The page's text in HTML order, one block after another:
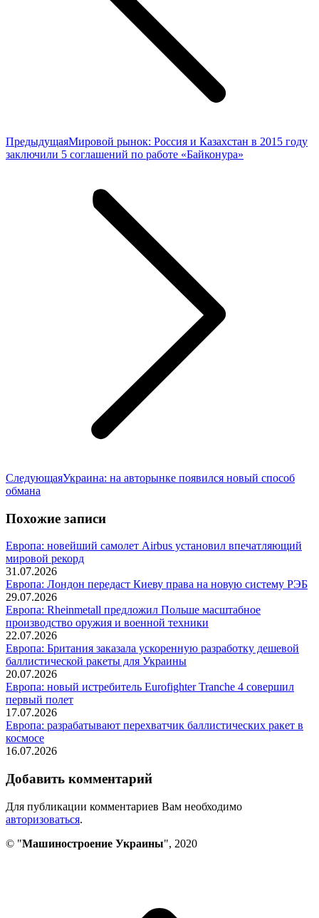
ПредыдущаяПредыдущая
запись:
Мировой рынок: Россия и Казахстан в 2015 году
заключили 5 соглашений по работе «Байконура»
СледующаяСледующая
Украина: на авторынке появился новый способ
обмана
Похожие записи
Европа: новейший самолет Airbus установил впечатляющий
мировой рекорд
31.07.2026
Европа: Лондон передаст Киеву права на новую систему РЭБ
29.07.2026
Европа: Rheinmetall предложил Польше масштабное
производство оружия и военной техники
22.07.2026
Европа: Британия заказала ускоренную разработку дешевой
баллистической ракеты для Украины
20.07.2026
Европа: новый истребитель Eurofighter Tranche 4 совершил
первый полет
17.07.2026
Европа: разрабатывают перехватчик баллистических ракет в
космосе
16.07.2026
Добавить комментарий
Для публикации комментариев Вам необходимо
авторизоваться.
© "Машиностроение Украины", 2020